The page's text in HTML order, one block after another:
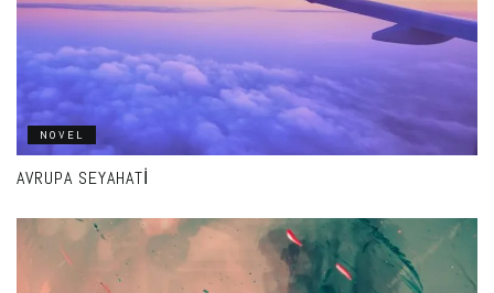
NOVEL
AVRUPA SEYAHATI